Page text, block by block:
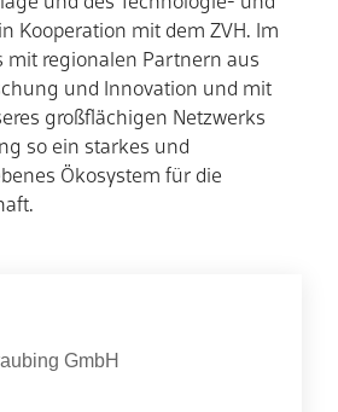
Kooperation mit dem ZVH. Im
mit regionalen Partnern aus
und Innovation und mit
großflächigen Netzwerks
so ein starkes und
Ökosystem für die
GmbH